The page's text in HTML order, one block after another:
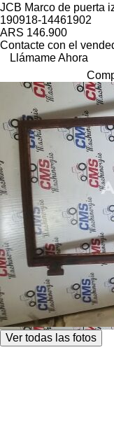
JCB Marco de puerta
190918-14461902
ARS 146.900
Contacte con el
Llámame Ahora
Ver todas las fotos